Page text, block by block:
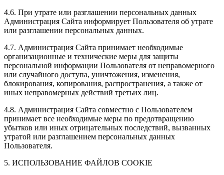
4.6. При утрате или разглашении персональных данных
Администрация Сайта информирует Пользователя об утрате
или разглашении персональных данных.
4.7. Администрация Сайта принимает необходимые
организационные и технические меры для защиты
персональной информации Пользователя от неправомерного
или случайного доступа, уничтожения, изменения,
блокирования, копирования, распространения, а также от
иных неправомерных действий третьих лиц.
4.8. Администрация Сайта совместно с Пользователем
принимает все необходимые меры по предотвращению
убытков или иных отрицательных последствий, вызванных
утратой или разглашением персональных данных
Пользователя.
5. ИСПОЛЬЗОВАНИЕ ФАЙЛОВ COOKIE